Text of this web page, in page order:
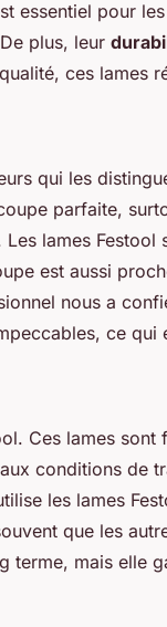
essentiel pour les
plus, leur
ces lames
qui les
parfaite,
lames Festool
est aussi
nous a
ce qui
Ces lames sont
conditions de
les lames
que les
terme, mais elle